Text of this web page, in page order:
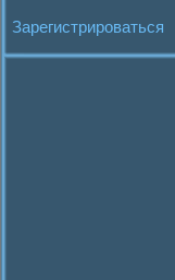
Зарегистрироваться